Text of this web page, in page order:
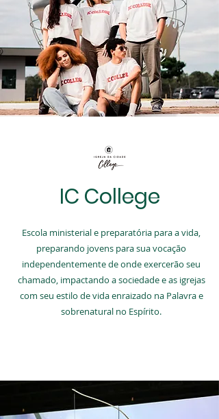
IC College
Escola ministerial e preparatória para a vida,
preparando jovens para sua vocação
independentemente de onde exercerão seu
chamado, impactando a sociedade e as igrejas
com seu estilo de vida enraizado na Palavra e
sobrenatural no Espírito.